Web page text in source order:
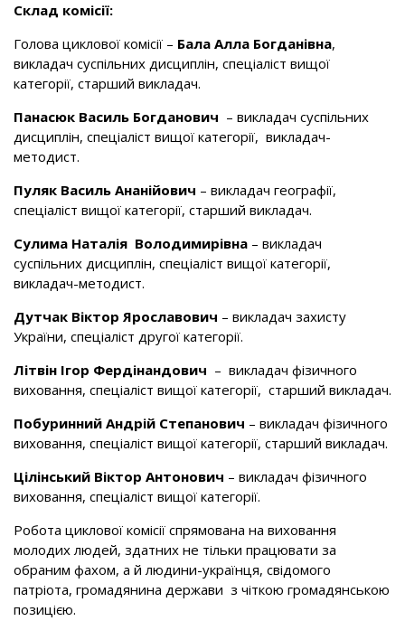
Склад комісії:
Голова циклової комісії – Бала Алла Богданівна,
викладач суспільних дисциплін, спеціаліст вищої
категорії, старший викладач.
Панасюк Василь Богданович – викладач суспільних
дисциплін, спеціаліст вищої категорії, викладач-
методист.
Пуляк Василь Ананійович – викладач географії,
спеціаліст вищої категорії, старший викладач.
Сулима Наталія Володимирівна – викладач
суспільних дисциплін, спеціаліст вищої категорії,
викладач-методист.
Дутчак Віктор Ярославович – викладач захисту
України, спеціаліст другої категорії.
Літвін Ігор Фердінандович – викладач фізичного
виховання, спеціаліст вищої категорії, старший викладач.
Побуринний Андрій Степанович – викладач фізичного
виховання, спеціаліст вищої категорії, старший викладач.
Цілінський Віктор Антонович – викладач фізичного
виховання, спеціаліст вищої категорії.
Робота циклової комісії спрямована на виховання
молодих людей, здатних не тільки працювати за
обраним фахом, а й людини-українця, свідомого
патріота, громадянина держави з чіткою громадянською
позицією.